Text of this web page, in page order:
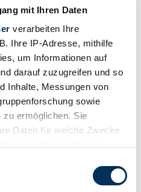
mit Ihren Daten
verarbeiten Ihre
Ihre IP-Adresse, mithilfe
um Informationen auf
darauf zuzugreifen und so
Inhalte, Messungen von
sowie
zu ermöglichen. Sie
Daten für welche Zwecke